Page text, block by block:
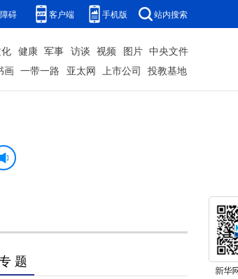
碍 客户端 手机版 站内搜索
健康 军事 访谈 视频 图片 中央文件
画 一带一路 亚太网 上市公司 投教基地
题